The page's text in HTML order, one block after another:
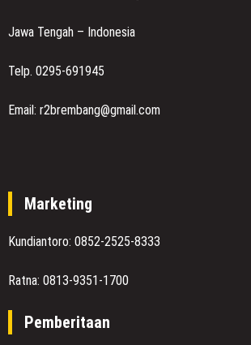
Jawa Tengah – Indonesia
Telp. 0295-691945
Email: r2brembang@gmail.com
Marketing
Kundiantoro: 0852-2525-8333
Ratna: 0813-9351-1700
Pemberitaan